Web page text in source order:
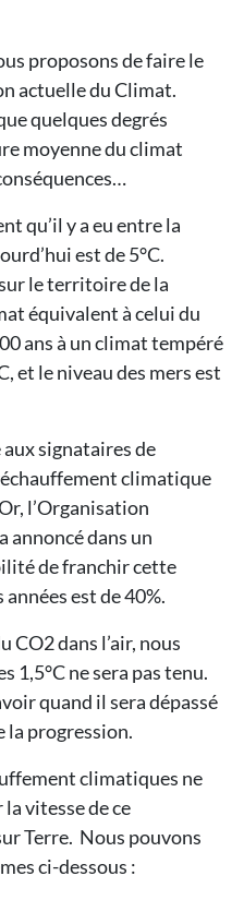
proposons de faire le
actuelle du Climat.
quelques degrés
moyenne du climat
qu’il y a eu entre la
est de 5°C.
le territoire de la
équivalent à celui du
ans à un climat tempéré
et le niveau des mers est
aux signataires de
climatique
l’Organisation
dans un
de franchir cette
est de 40%.
CO2 dans l’air, nous
1,5°C ne sera pas tenu.
quand il sera dépassé
la progression.
climatiques ne
vitesse de ce
Terre. Nous pouvons
ci-dessous :